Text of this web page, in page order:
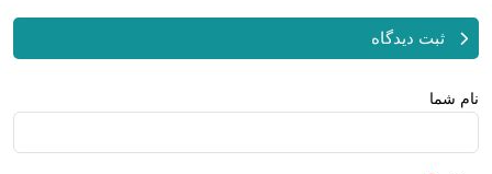
ثبت دیدگاه
نام شما